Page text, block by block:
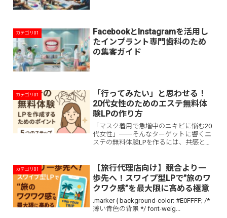
カテゴリ01
FacebookとInstagramを活用し
たインプラント専門歯科のため
の集客ガイド
カテゴリ01
「行ってみたい」と思わせる！
20代女性のためのエステ無料体
験LPの作り方
「マスク着用で急増中のニキビに悩む20
代女性」──そんなターゲットに響くエ
ステの無料体験LPを作るには、共感と安
カテゴリ01
【旅行代理店向け】競合より一
歩先へ！スワイプ型LPで”旅のワ
クワク感”を最大限に高める極意
.marker { background-color: #E0FFFF; /*
薄い青色の背景 */ font-weig...